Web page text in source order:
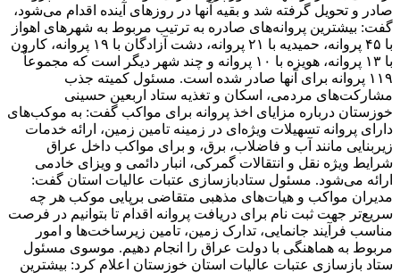
صادر و تحویل گرفته شد و بقیه آنها در روزهای آینده اقدام می‌شود،
گفت: بیشترین پروانه‌های صادره به ترتیب مربوط به شهرهای اهواز
با ۴۵ پروانه، حمیدیه با ۲۱ پروانه، دشت آزادگان با ۱۹ پروانه، کارون
با ۱۳ پروانه، هویزه با ۱۰ پروانه و چند شهر دیگر است که مجموعاٌ
۱۱۹ پروانه برای آنها صادر شده است. مسئول کمیته جذب
مشارکت‌های مردمی، اسکان و تغذیه ستاد اربعین حسینی
خوزستان درباره مزایای اخذ پروانه برای مواکب گفت: به موکب‌های
دارای پروانه تسهیلات ویژه‌ای در زمینه تامین زمین، ارائه خدمات
زیربنایی مانند آب و فاضلاب، برق، و برای مواکب داخل عراق
شرایط ویژه نقل و انتقالات گمرکی، انبار دائمی و ویزای خادمی
ارائه می‌شود. مسئول ستادبازسازی عتبات عالیات استان گفت:
مدیران مواکب و هیات‌های مذهبی متقاضی برپایی موکب هر چه
سریع‌تر جهت ثبت نام برای دریافت پروانه اقدام تا بتوانیم در فرصت
مناسب فرآیند جانمایی، تدارک زمین، تامین زیرساخت‌ها و امور
مربوط به هماهنگی با دولت عراق را انجام دهیم. موسوی مسئول
ستاد بازسازی عتبات عالیات استان خوزستان اعلام کرد: بیشترین